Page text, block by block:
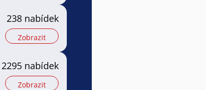
238 nabídek
Zobrazit
2295 nabídek
Zobrazit